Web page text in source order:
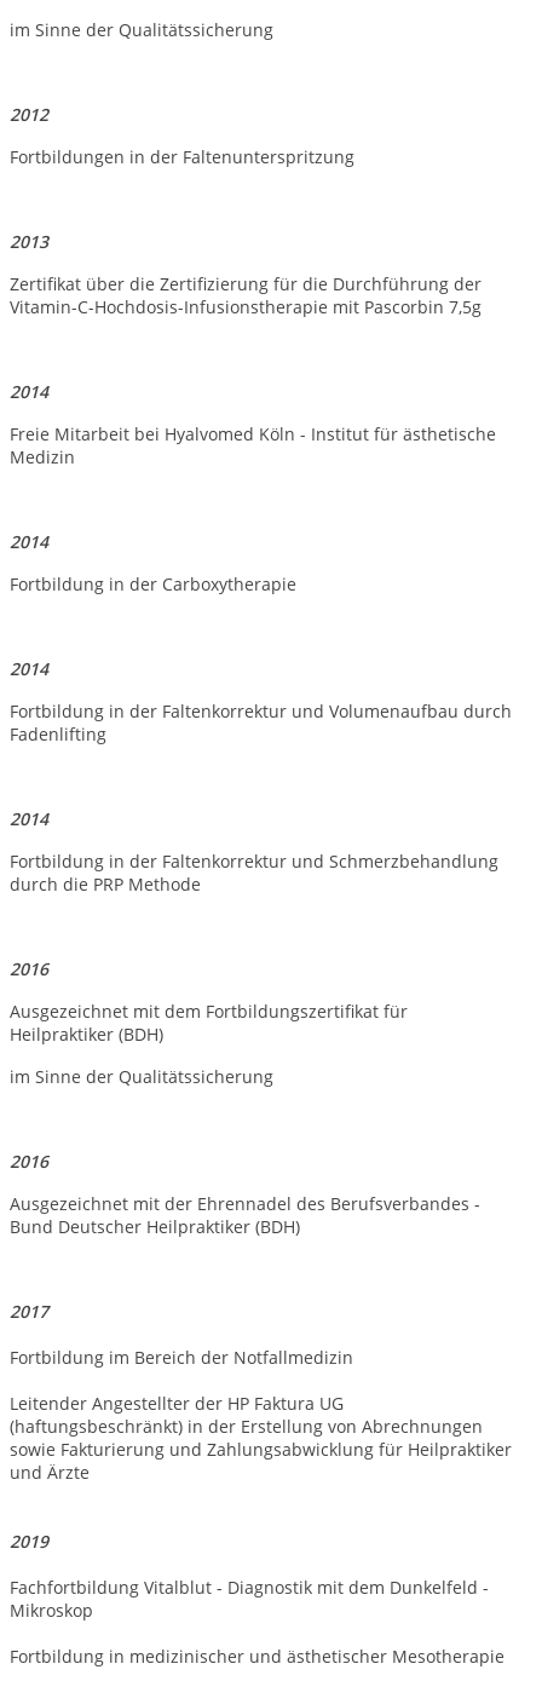
im Sinne der Qualitätssicherung
2012
Fortbildungen in der Faltenunterspritzung
2013
Zertifikat über die Zertifizierung für die Durchführung der
Vitamin-C-Hochdosis-Infusionstherapie mit Pascorbin 7,5g
2014
Freie Mitarbeit bei Hyalvomed Köln - Institut für ästhetische
Medizin
2014
Fortbildung in der Carboxytherapie
2014
Fortbildung in der Faltenkorrektur und Volumenaufbau durch
Fadenlifting
2014
Fortbildung in der Faltenkorrektur und Schmerzbehandlung
durch die PRP Methode
2016
Ausgezeichnet mit dem Fortbildungszertifikat für
Heilpraktiker (BDH)
im Sinne der Qualitätssicherung
2016
Ausgezeichnet mit der Ehrennadel des Berufsverbandes -
Bund Deutscher Heilpraktiker (BDH)
2017
Fortbildung im Bereich der Notfallmedizin
Leitender Angestellter der HP Faktura UG
(haftungsbeschränkt) in der Erstellung von Abrechnungen
sowie Fakturierung und Zahlungsabwicklung für Heilpraktiker
und Ärzte
2019
Fachfortbildung Vitalblut - Diagnostik mit dem Dunkelfeld -
Mikroskop
Fortbildung in medizinischer und ästhetischer Mesotherapie